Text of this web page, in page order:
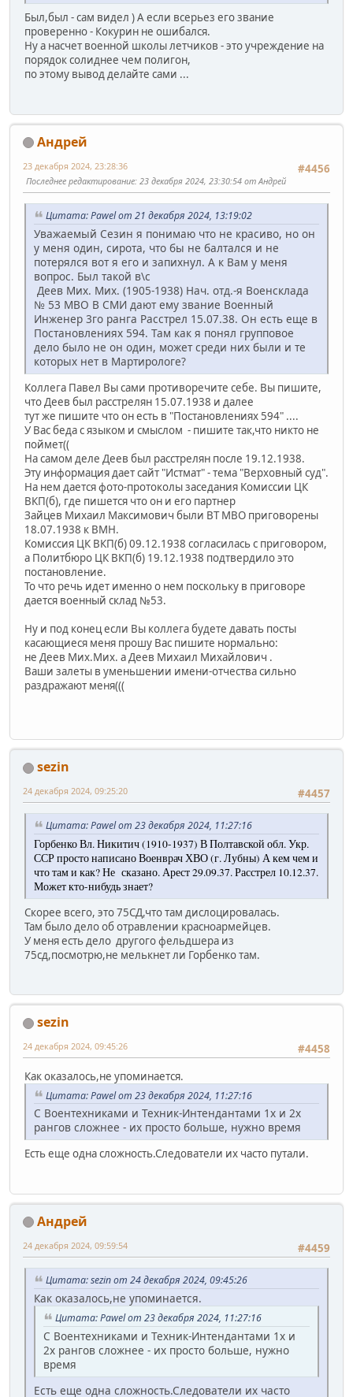
Был,был - сам видел ) А если всерьез его звание
проверенно - Кокурин не ошибался.
Ну а насчет военной школы летчиков - это учреждение на
порядок солиднее чем полигон,
по этому вывод делайте сами ...
Андрей
#4456
23 декабря 2024, 23:28:36
Последнее редактирование: 23 декабря 2024, 23:30:54 от Андрей
Цитата: Pawel от 21 декабря 2024, 13:19:02
Уважаемый Сезин я понимаю что не красиво, но он
у меня один, сирота, что бы не балтался и не
потерялся вот я его и запихнул. А к Вам у меня
вопрос. Был такой в\с
Деев Мих. Мих. (1905-1938) Нач. отд.-я Военсклада
№ 53 МВО В СМИ дают ему звание Военный
Инженер 3го ранга Расстрел 15.07.38. Он есть еще в
Постановлениях 594. Там как я понял групповое
дело было не он один, может среди них были и те
которых нет в Мартирологе?
Коллега Павел Вы сами противоречите себе. Вы пишите,
что Деев был расстрелян 15.07.1938 и далее
тут же пишите что он есть в "Постановлениях 594" ....
У Вас беда с языком и смыслом - пишите так,что никто не
поймет((
На самом деле Деев был расстрелян после 19.12.1938.
Эту информация дает сайт "Истмат" - тема "Верховный суд".
На нем дается фото-протоколы заседания Комиссии ЦК
ВКП(б), где пишется что он и его партнер
Зайцев Михаил Максимович были ВТ МВО приговорены
18.07.1938 к ВМН.
Комиссия ЦК ВКП(б) 09.12.1938 согласилась с приговором,
а Политбюро ЦК ВКП(б) 19.12.1938 подтвердило это
постановление.
То что речь идет именно о нем поскольку в приговоре
дается военный склад №53.
Ну и под конец если Вы коллега будете давать посты
касающиеся меня прошу Вас пишите нормально:
не Деев Мих.Мих. а Деев Михаил Михайлович .
Ваши залеты в уменьшении имени-отчества сильно
раздражают меня(((
sezin
#4457
24 декабря 2024, 09:25:20
Цитата: Pawel от 23 декабря 2024, 11:27:16
Горбенко Вл. Никитич (1910-1937) В Полтавской обл. Укр.
ССР просто написано Военврач ХВО (г. Лубны) А кем чем и
что там и как? Не сказано. Арест 29.09.37. Расстрел 10.12.37.
Может кто-нибудь знает?
Скорее всего, это 75СД,что там дислоцировалась.
Там было дело об отравлении красноармейцев.
У меня есть дело другого фельдшера из
75сд,посмотрю,не мелькнет ли Горбенко там.
sezin
#4458
24 декабря 2024, 09:45:26
Как оказалось,не упоминается.
Цитата: Pawel от 23 декабря 2024, 11:27:16
С Воентехниками и Техник-Интендантами 1х и 2х
рангов сложнее - их просто больше, нужно время
Есть еще одна сложность.Следователи их часто путали.
Андрей
#4459
24 декабря 2024, 09:59:54
Цитата: sezin от 24 декабря 2024, 09:45:26
Как оказалось,не упоминается.
Цитата: Pawel от 23 декабря 2024, 11:27:16
С Воентехниками и Техник-Интендантами 1х и
2х рангов сложнее - их просто больше, нужно
время
Есть еще одна сложность.Следователи их часто